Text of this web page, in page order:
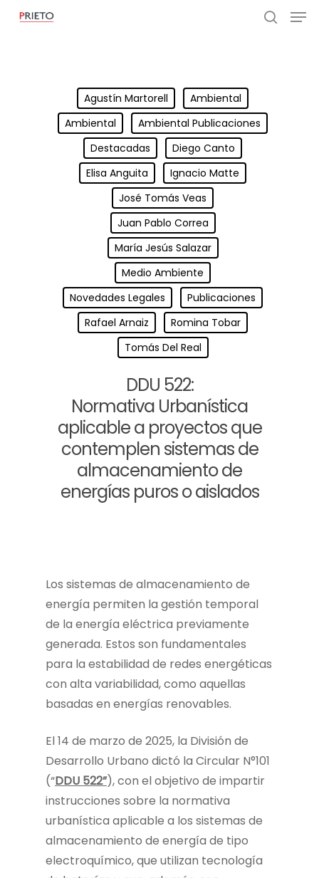
Agustín Martorell
Ambiental
Ambiental
Ambiental Publicaciones
Destacadas
Diego Canto
Elisa Anguita
Ignacio Matte
José Tomás Veas
Juan Pablo Correa
María Jesús Salazar
Medio Ambiente
Novedades Legales
Publicaciones
Rafael Arnaiz
Romina Tobar
Tomás Del Real
DDU 522:
Normativa Urbanística
aplicable a proyectos que
contemplen sistemas de
almacenamiento de
energías puros o aislados
Los sistemas de almacenamiento de
energía permiten la gestión temporal
de la energía eléctrica previamente
generada. Estos son fundamentales
para la estabilidad de redes energéticas
con alta variabilidad, como aquellas
basadas en energías renovables.
El 14 de marzo de 2025, la División de
Desarrollo Urbano dictó la Circular N°101
(“DDU 522”), con el objetivo de impartir
instrucciones sobre la normativa
urbanística aplicable a los sistemas de
almacenamiento de energía de tipo
electroquímico, que utilizan tecnología